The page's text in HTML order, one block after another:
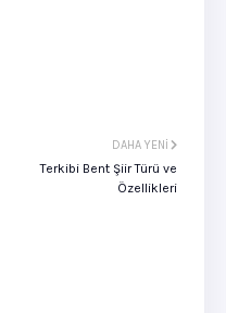
DAHA YENI
Terkibi Bent Şiir Türü ve
Özellikleri